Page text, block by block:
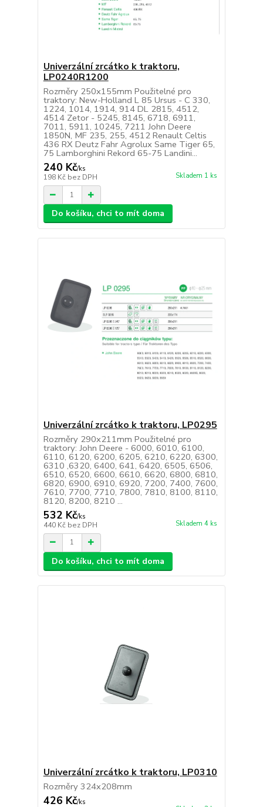
Univerzální zrcátko k traktoru,
LP0240R1200
Rozměry 250x155mm Použitelné pro
traktory: New-Holland L 85 Ursus - C 330,
1224, 1014, 1914, 914 DL 2815, 4512,
4514 Zetor - 5245, 8145, 6718, 6911,
7011, 5911, 10245, 7211 John Deere
1850N, MF 235, 255, 4512 Renault Celtis
436 RX Deutz Fahr Agrolux Same Tiger 65,
75 Lamborghini Rekord 65-75 Landini...
240 Kč/ks
198 Kč bez DPH Skladem 1 ks
Do košíku, chci to mít doma
Univerzální zrcátko k traktoru, LP0295
Rozměry 290x211mm Použitelné pro
traktory: John Deere - 6000, 6010, 6100,
6110, 6120, 6200, 6205, 6210, 6220, 6300,
6310 ,6320, 6400, 641, 6420, 6505, 6506,
6510, 6520, 6600, 6610, 6620, 6800, 6810,
6820, 6900, 6910, 6920, 7200, 7400, 7600,
7610, 7700, 7710, 7800, 7810, 8100, 8110,
8120, 8200, 8210 ...
532 Kč/ks
440 Kč bez DPH Skladem 4 ks
Do košíku, chci to mít doma
Univerzální zrcátko k traktoru, LP0310
Rozměry 324x208mm
426 Kč/ks